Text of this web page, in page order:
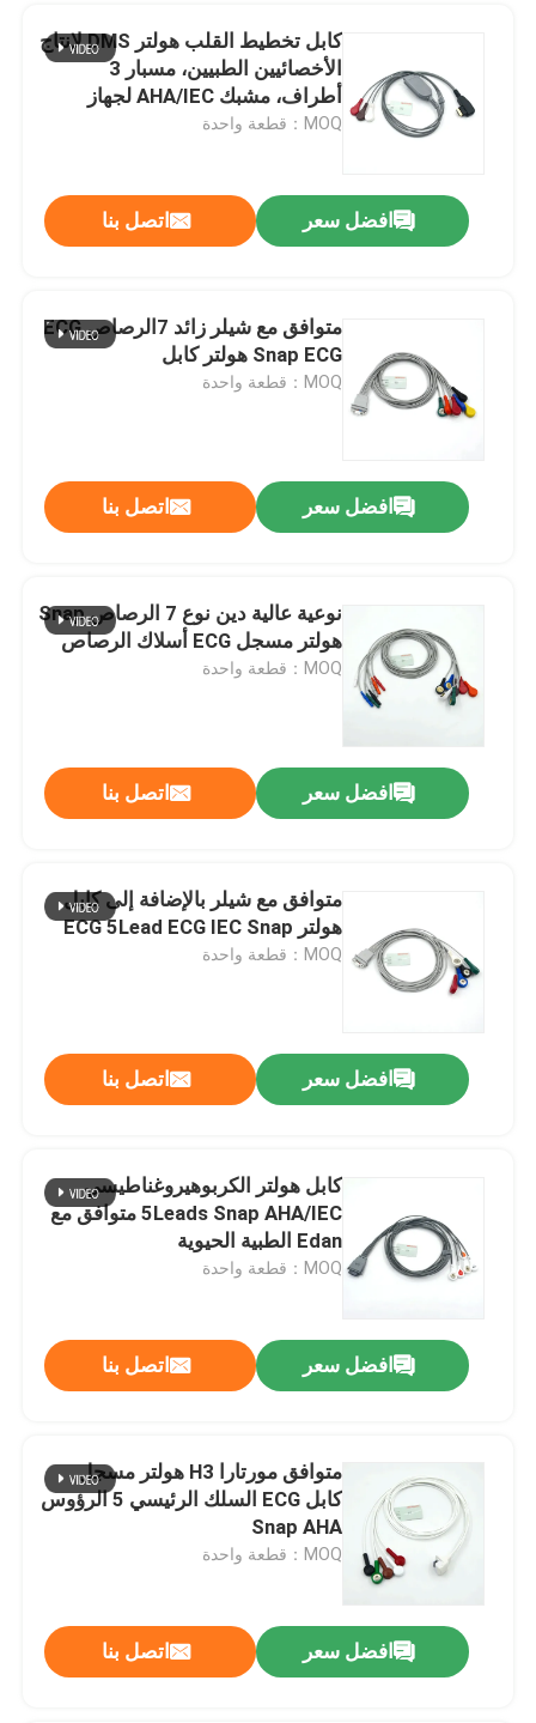
منزل
حول بنا
ضبط الجودة
طلب اقتباس
مستشعر SPO2 القابل للتصرف
كابل مراقبة تخطيط القلب
ملحقات جهاز تخطيط القلب
NIBP الكفة
خرطوم الهواء NIBP
كابل تخطيط القلب هولتر DMS لإنتاج
الأخصائيين الطبيين، مسبار 3
أطراف، مشبك AHA/IEC لجهاز
DMS300
MOQ：قطعة واحدة
افضل سعر اتصل بنا
متوافق مع شيلر زائد 7الرصاص ECG
Snap ECG هولتر كابل
MOQ：قطعة واحدة
افضل سعر اتصل بنا
نوعية عالية دين نوع 7 الرصاص Snap
هولتر مسجل ECG أسلاك الرصاص
MOQ：قطعة واحدة
افضل سعر اتصل بنا
متوافق مع شيلر بالإضافة إلى كابل
هولتر ECG 5Lead ECG IEC Snap
MOQ：قطعة واحدة
افضل سعر اتصل بنا
كابل هولتر الكربوهيروغناطيسي
5Leads Snap AHA/IEC متوافق مع
Edan الطبية الحيوية
MOQ：قطعة واحدة
افضل سعر اتصل بنا
متوافق مورتارا H3 هولتر مسجل
كابل ECG السلك الرئيسي 5 الرؤوس
Snap AHA
MOQ：قطعة واحدة
افضل سعر اتصل بنا